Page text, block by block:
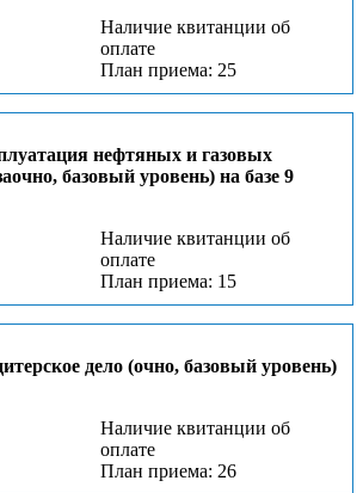
Наличие квитанции об
оплате
План приема: 25
нефтяных и газовых
базовый уровень) на базе 9
Наличие квитанции об
оплате
План приема: 15
дело (очно, базовый уровень)
Наличие квитанции об
оплате
План приема: 26